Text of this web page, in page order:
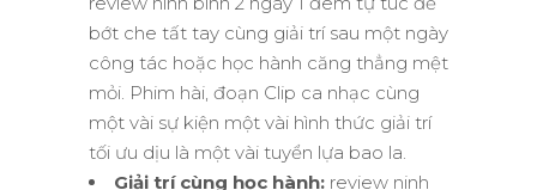
bớt che tất tay cùng giải trí sau một ngày
công tác hoặc học hành căng thẳng mệt
mỏi. Phim hài, đoạn Clip ca nhạc cùng
một vài sự kiện một vài hình thức giải trí
tối ưu dịu là một vài tuyển lựa bao la.
Giải trí cùng học hành: review ninh